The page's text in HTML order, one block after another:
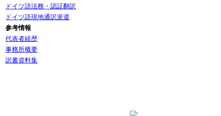
ドイツ語法務・認証翻訳
ドイツ語現地通訳派遣
参考情報
代表者経歴
事務所概要
訳書資料集